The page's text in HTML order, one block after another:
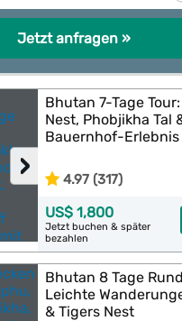
Jetzt anfragen »
›
Bhutan 7-Tage Tour:
Nest, Phobjikha Tal
Bauernhof-Erlebnis
4.97 (317)
US$ 1,800
Jetzt buchen & später
bezahlen
Bhutan 8 Tage
Leichte
& Tigers Nest